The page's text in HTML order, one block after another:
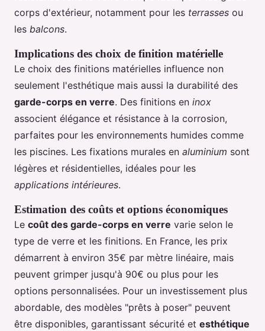
corps d'extérieur, notamment pour les terrasses ou
les balcons.
Implications des choix de finition matérielle
Le choix des finitions matérielles influence non
seulement l'esthétique mais aussi la durabilité des
garde-corps en verre. Des finitions en inox
associent élégance et résistance à la corrosion,
parfaites pour les environnements humides comme
les piscines. Les fixations murales en aluminium sont
légères et résidentielles, idéales pour les
applications intérieures.
Estimation des coûts et options économiques
Le coût des garde-corps en verre varie selon le
type de verre et les finitions. En France, les prix
démarrent à environ 35€ par mètre linéaire, mais
peuvent grimper jusqu'à 90€ ou plus pour les
options personnalisées. Pour un investissement plus
abordable, des modèles "prêts à poser" peuvent
être disponibles, garantissant sécurité et esthétique